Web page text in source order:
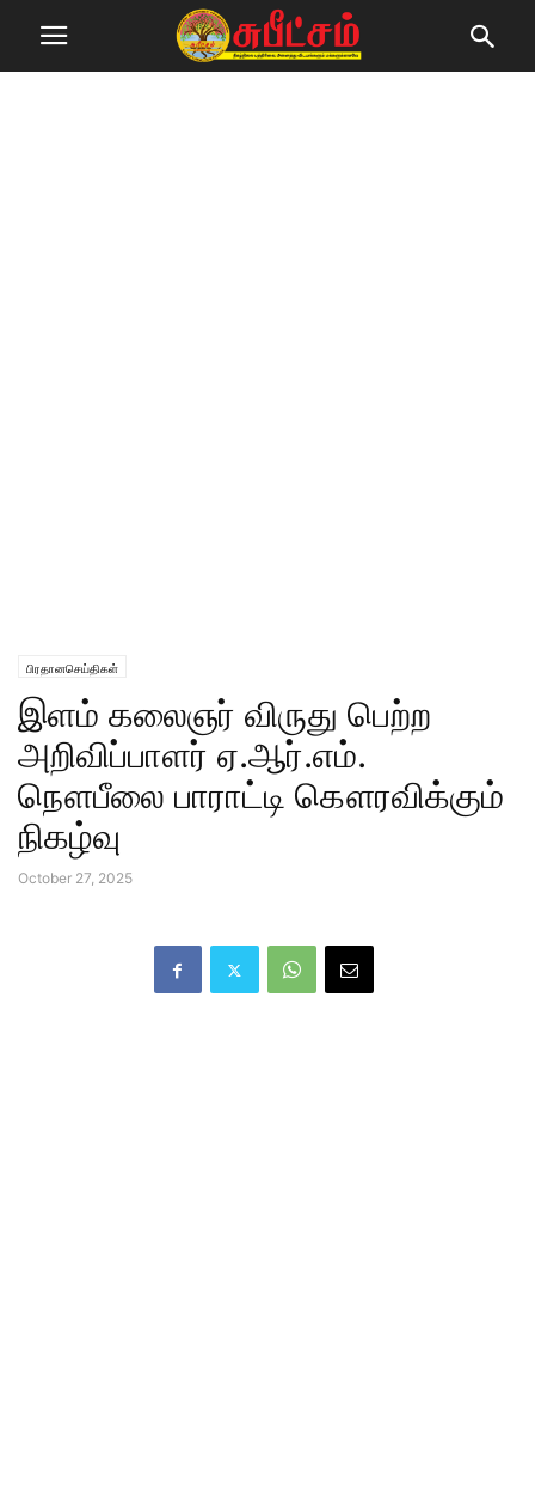
பிரதானசெய்திகள்
இளம் கலைஞர் விருது பெற்ற
அறிவிப்பாளர் ஏ.ஆர்.எம்.
நௌபீலை பாராட்டி கௌரவிக்கும்
நிகழ்வு
October 27, 2025